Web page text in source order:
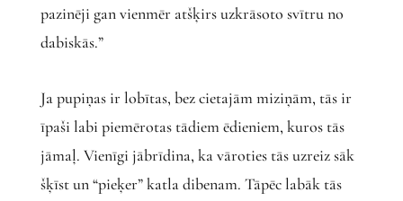
pazinēji gan vienmēr atšķirs uzkrāsoto svītru no
dabiskās.”
Ja pupiņas ir lobītas, bez cietajām miziņām, tās ir
īpaši labi piemērotas tādiem ēdieniem, kuros tās
jāmaļ. Vienīgi jābrīdina, ka vāroties tās uzreiz sāk
šķīst un “pieķer” katla dibenam. Tāpēc labāk tās